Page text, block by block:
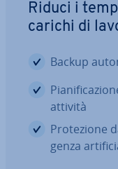
Riduci i
carichi di
Backup
attività
Pro­te­zio­ne
gen­za